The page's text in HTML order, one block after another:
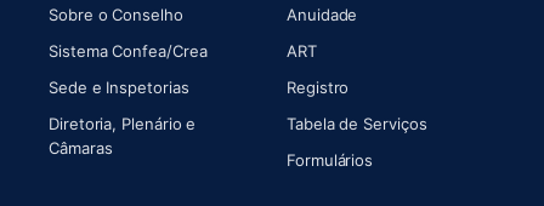
Sobre o Conselho(abre em nova aba)
Sistema Confea/Crea(abre em nova aba)
Sede e Inspetorias
Diretoria, Plenário e
Câmaras(abre em nova aba)
Anuidade
ART(abre em nova aba)
Registro
Tabela de Serviços
Formulários